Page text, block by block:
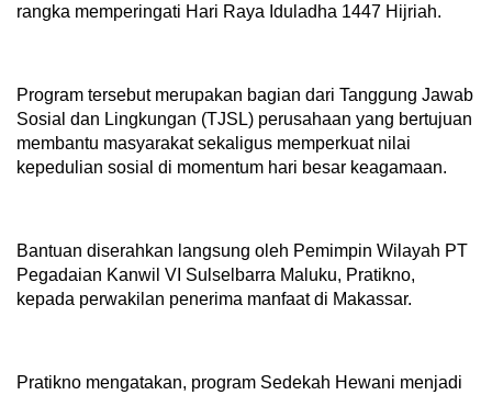
rangka memperingati Hari Raya Iduladha 1447 Hijriah.
Program tersebut merupakan bagian dari Tanggung Jawab
Sosial dan Lingkungan (TJSL) perusahaan yang bertujuan
membantu masyarakat sekaligus memperkuat nilai
kepedulian sosial di momentum hari besar keagamaan.
Bantuan diserahkan langsung oleh Pemimpin Wilayah PT
Pegadaian Kanwil VI Sulselbarra Maluku, Pratikno,
kepada perwakilan penerima manfaat di Makassar.
Pratikno mengatakan, program Sedekah Hewani menjadi